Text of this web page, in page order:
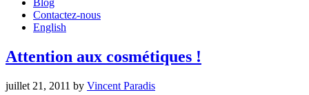
Blog
Contactez-nous
English
Attention aux cosmétiques !
juillet 21, 2011 by Vincent Paradis